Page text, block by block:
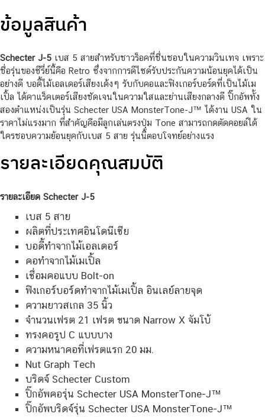
ข้อมูลสินค้า
Schecter J-5 เบส 5 สายสำหรับชาวร็อคที่ชื่นชอบในความวินเทจ เพราะ
ชื่อรุ่นของซีรี่ย์นี้คือ Retro ซึ่งจากการดีไซด์รับประกันความน้อนยุคได้เป็น
อย่างดี บอดี้ไม้เอลเดอร์เสียงเด้งๆ รับกับคอและฟิงเกอร์บอร์ดที่เป็นไม้เม
เปิ้ล ได้คาแร็คเตอร์เสียงชัดเจนในความใสและย่านเสียงกลางดี ปิ๊กอัพทั้ง
สองตำแหน่งเป็นรุ่น Schecter USA MonsterTone-J™ ได้งาน USA ใน
ราคาไม่แรงมาก ที่สำคัญคือมีลูกเล่นตรงปุ่ม Tone สามารถกดตัดคอยล์ได้
ใครชอบความย้อนยุคกับเบส 5 สาย รุ่นนี้ตอบโจทย์อย่างแรง
รายละเอียดคุณสมบัติ
รายละเอียด Schecter J-5
เบส 5 สาย
ผลิตที่ประเทศอินโดนีเซีย
บอดี้ทำจากไม้เอลเดอร์
คอทำจากไม้เมเปิ้ล
เชื่อมคอแบบ Bolt-on
ฟิงเกอร์บอร์ดทำจากไม้เมเปิ้ล อินเลย์ลายจุด
ความยาวสเกล 35 นิ้ว
จำนวนเฟรต 21 เฟรต ขนาด Narrow X จัมโบ้
ทรงคอรูป C แบบบาง
ความหนาคอที่เฟรตแรก 20 มม.
Nut Graph Tech
บริดจ์ Schecter Custom
ปิ๊กอัพคอรุ่น Schecter USA MonsterTone-J™
ปิ๊กอัพบริดจ์รุ่น Schecter USA MonsterTone-J™